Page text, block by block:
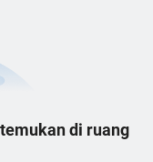
di ruang